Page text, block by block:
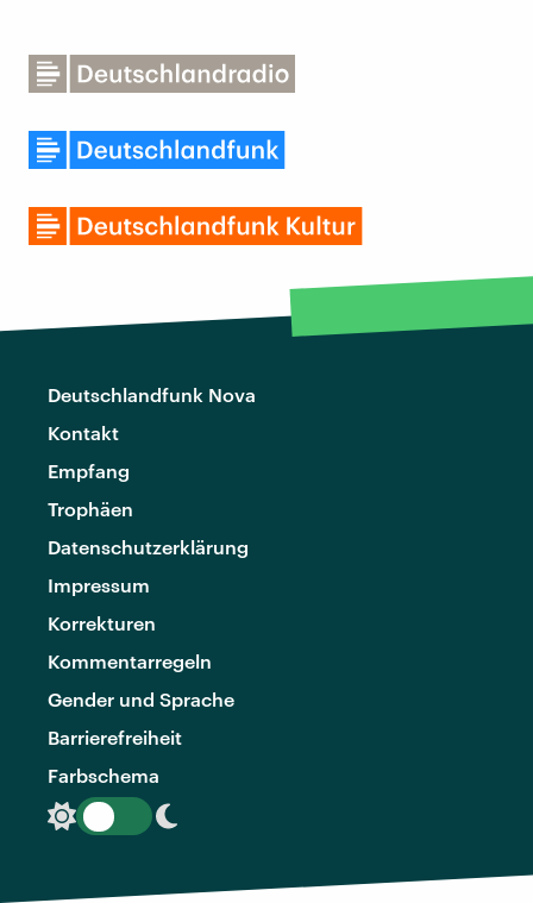
Deutschlandfunk Nova
Kontakt
Empfang
Trophäen
Datenschutzerklärung
Impressum
Korrekturen
Kommentarregeln
Gender und Sprache
Barrierefreiheit
Farbschema